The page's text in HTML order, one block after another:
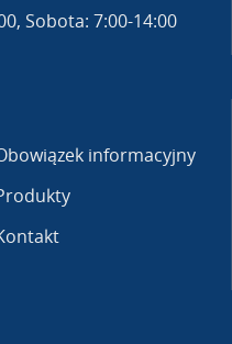
Sobota: 7:00-14:00
informacyjny